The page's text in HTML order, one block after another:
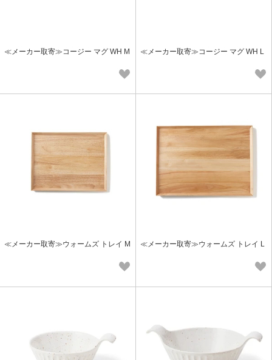
≪メーカー取寄≫コージー マグ WH M ≪メーカー取寄≫コージー マグ WH L
≪メーカー取寄≫ウォームズ トレイ M ≪メーカー取寄≫ウォームズ トレイ L